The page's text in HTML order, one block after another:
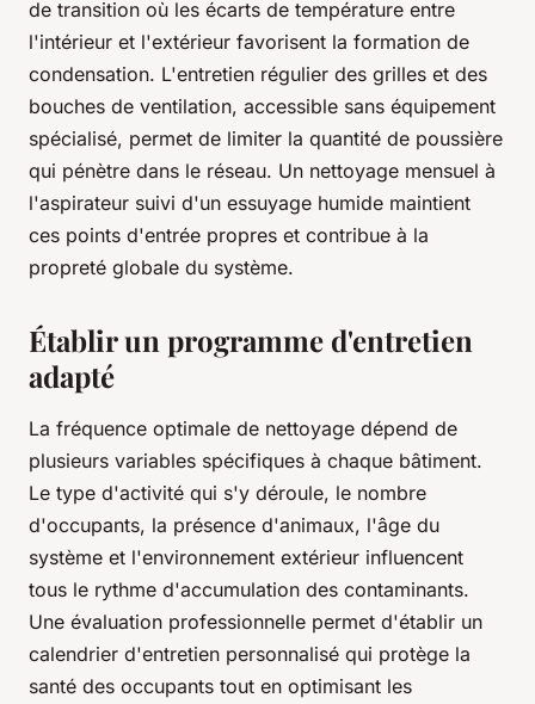
de transition où les écarts de température entre
l'intérieur et l'extérieur favorisent la formation de
condensation. L'entretien régulier des grilles et des
bouches de ventilation, accessible sans équipement
spécialisé, permet de limiter la quantité de poussière
qui pénètre dans le réseau. Un nettoyage mensuel à
l'aspirateur suivi d'un essuyage humide maintient
ces points d'entrée propres et contribue à la
propreté globale du système.
Établir un programme d'entretien
adapté
La fréquence optimale de nettoyage dépend de
plusieurs variables spécifiques à chaque bâtiment.
Le type d'activité qui s'y déroule, le nombre
d'occupants, la présence d'animaux, l'âge du
système et l'environnement extérieur influencent
tous le rythme d'accumulation des contaminants.
Une évaluation professionnelle permet d'établir un
calendrier d'entretien personnalisé qui protège la
santé des occupants tout en optimisant les